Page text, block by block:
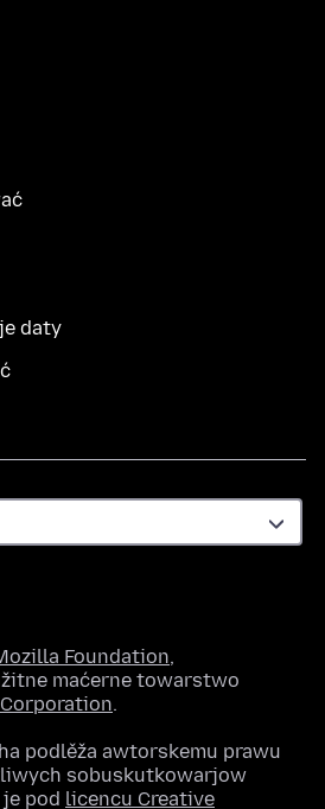
daty
Foundation,
maćerne towarstwo
.
podlěža awtorskemu prawu
sobuskutkowarjow
pod licencu Creative